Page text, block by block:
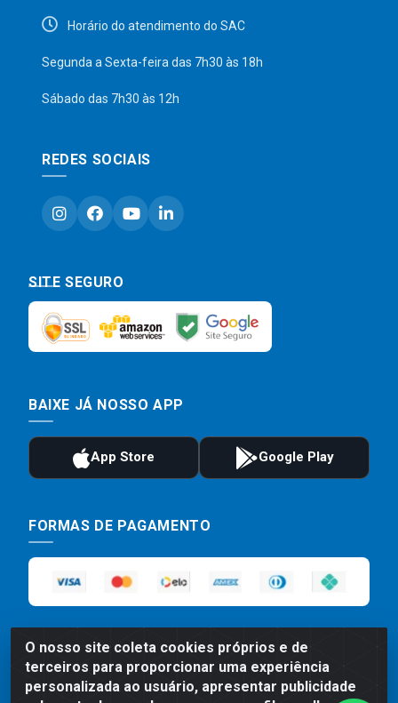
O nosso site coleta cookies próprios e de
terceiros para proporcionar uma experiência
personalizada ao usuário, apresentar publicidade
Horário do atendimento do SAC
Segunda a Sexta-feira das 7h30 às 18h
Sábado das 7h30 às 12h
REDES SOCIAIS
SITE SEGURO
BAIXE JÁ NOSSO APP
FORMAS DE PAGAMENTO